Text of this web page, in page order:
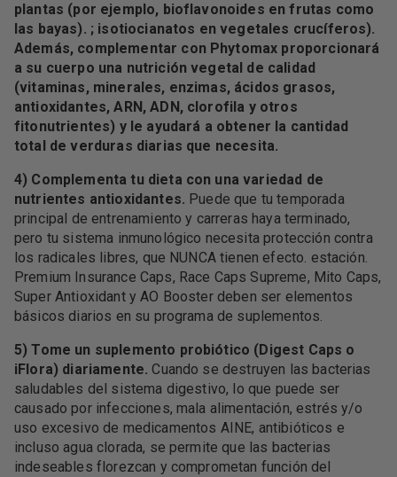
plantas (por ejemplo, bioflavonoides en frutas como
las bayas). ; isotiocianatos en vegetales crucíferos).
Además, complementar con Phytomax proporcionará
a su cuerpo una nutrición vegetal de calidad
(vitaminas, minerales, enzimas, ácidos grasos,
antioxidantes, ARN, ADN, clorofila y otros
fitonutrientes) y le ayudará a obtener la cantidad
total de verduras diarias que necesita.
4) Complementa tu dieta con una variedad de
nutrientes antioxidantes. Puede que tu temporada
principal de entrenamiento y carreras haya terminado,
pero tu sistema inmunológico necesita protección contra
los radicales libres, que NUNCA tienen efecto. estación.
Premium Insurance Caps, Race Caps Supreme, Mito Caps,
Super Antioxidant y AO Booster deben ser elementos
básicos diarios en su programa de suplementos.
5) Tome un suplemento probiótico (Digest Caps o
iFlora) diariamente.Cuando se destruyen las bacterias
saludables del sistema digestivo, lo que puede ser
causado por infecciones, mala alimentación, estrés y/o
uso excesivo de medicamentos AINE, antibióticos e
incluso agua clorada, se permite que las bacterias
indeseables florezcan y comprometan función del